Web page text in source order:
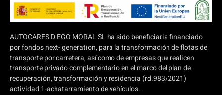
AUTOCARES DIEGO MORAL SL ha sido beneficiaria financiado
por fondos next- generation, para la transformación de flotas de
transporte por carretera, así como de empresas que realicen
transporte privado complementario en el marco del plan de
recuperación, transformación y residencia (rd.983/2021)
actividad 1-achatarramiento de vehículos.